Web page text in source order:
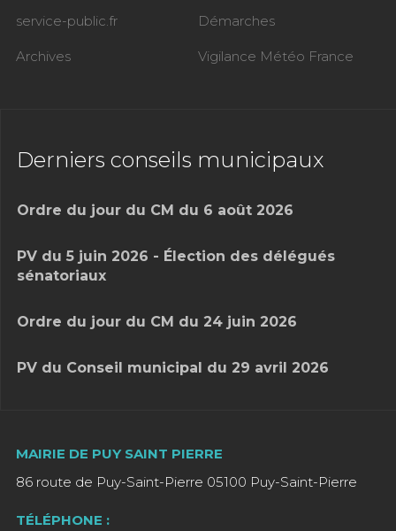
service-public.fr Démarches
Archives Vigilance Météo France
Derniers conseils municipaux
Ordre du jour du CM du 6 août 2026
PV du 5 juin 2026 - Élection des délégués
sénatoriaux
Ordre du jour du CM du 24 juin 2026
PV du Conseil municipal du 29 avril 2026
MAIRIE DE PUY SAINT PIERRE
86 route de Puy-Saint-Pierre 05100 Puy-Saint-Pierre
TÉLÉPHONE :